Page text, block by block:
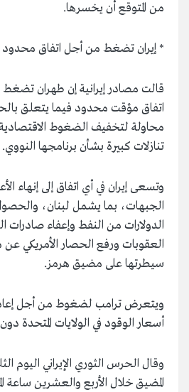
من المتوقع أن يخسرها.
* إيران تضغط من أجل اتفاق محدود
قالت مصادر إيرانية إن طهران
اتفاق مؤقت محدود فيما يتعلق
محاولة لتخفيف الضغوط الاقتصادية
تنازلات كبيرة بشأن برنامجها النووي.
وتسعى إيران في أي اتفاق إلى إنهاء
الجبهات، بما يشمل لبنان،
الدولارات من النفط وإعفاء صادرات
العقوبات ورفع الحصار الأمريكي عن
سيطرتها على مضيق هرمز.
ويتعرض ترامب لضغوط من أجل
أسعار الوقود في الولايات المتحدة
المضيق خلال الأربع والعشرين ساعة